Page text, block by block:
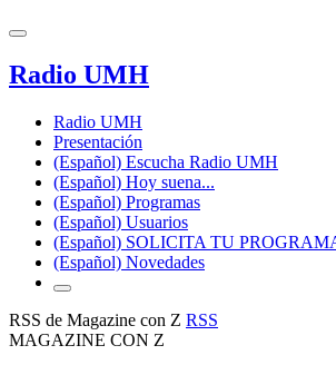
Radio UMH
Radio UMH
Presentación
(Español) Escucha Radio UMH
(Español) Hoy suena...
(Español) Programas
(Español) Usuarios
(Español) SOLICITA TU
(Español) Novedades
RSS de Magazine con Z RSS
MAGAZINE CON Z